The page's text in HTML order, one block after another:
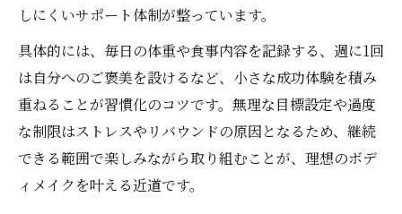
しにくいサポート体制が整っています。
具体的には、毎日の体重や食事内容を記録する、週に1回
は自分へのご褒美を設けるなど、小さな成功体験を積み
重ねることが習慣化のコツです。無理な目標設定や過度
な制限はストレスやリバウンドの原因となるため、継続
できる範囲で楽しみながら取り組むことが、理想のボデ
ィメイクを叶える近道です。